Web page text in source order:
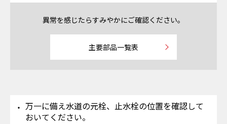
異常を感じたらすみやかにご確認ください。
主要部品一覧表
万一に備え水道の元栓、止水栓の位置を確認して
おいてください。